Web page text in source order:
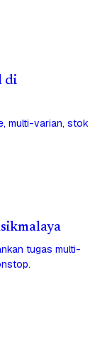
di
multi-varian, stok
tugas multi-